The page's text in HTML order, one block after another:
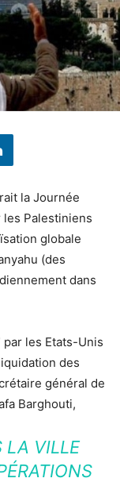
la Journée
les Palestiniens
globale
(des
dans
par les Etats-Unis
des
général de
Barghouti,
LA VILLE